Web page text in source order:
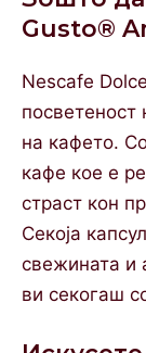
Gusto®
Nescafe
посветеност
на кафето.
кафе кое е
страст кон
Секоја
свежината и
ви секогаш